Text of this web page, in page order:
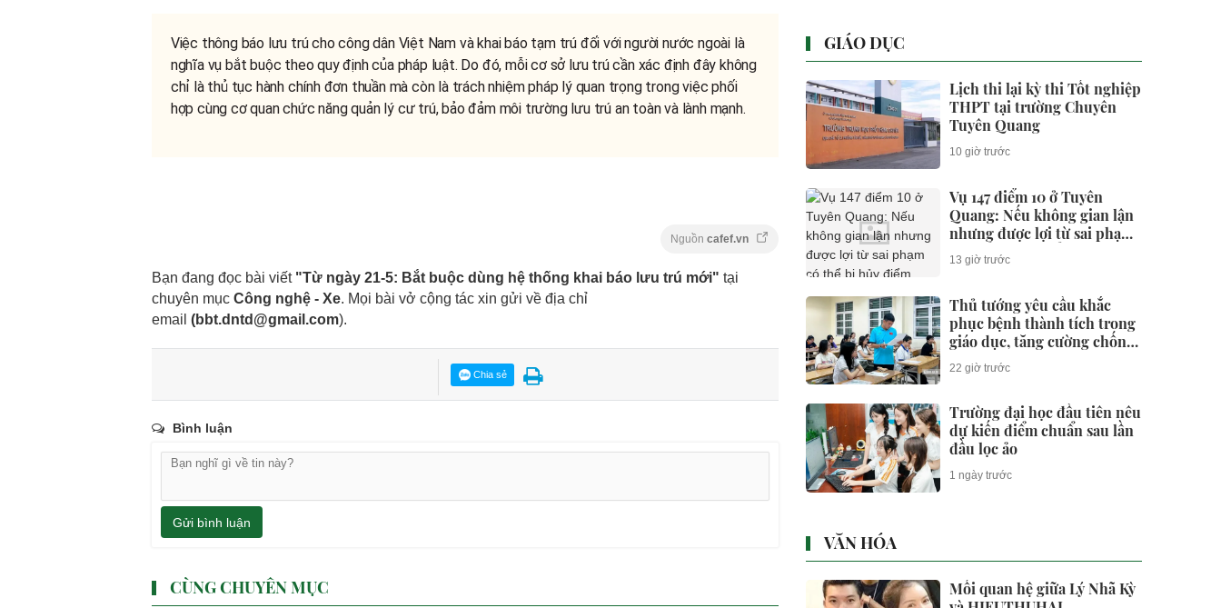
Việc thông báo lưu trú cho công dân Việt Nam và khai báo tạm trú đối với người nước ngoài là
nghĩa vụ bắt buộc theo quy định của pháp luật. Do đó, mỗi cơ sở lưu trú cần xác định đây không
chỉ là thủ tục hành chính đơn thuần mà còn là trách nhiệm pháp lý quan trọng trong việc phối
hợp cùng cơ quan chức năng quản lý cư trú, bảo đảm môi trường lưu trú an toàn và lành mạnh.
Nguồn cafef.vn
Bạn đang đọc bài viết "Từ ngày 21-5: Bắt buộc dùng hệ thống khai báo lưu trú mới" tại
chuyên mục Công nghệ - Xe. Mọi bài vở cộng tác xin gửi về địa chỉ
email (bbt.dntd@gmail.com).
Chia sẻ
Bình luận
Gửi bình luận
CÙNG CHUYÊN MỤC
GIÁO DỤC
Lịch thi lại kỳ thi Tốt nghiệp
THPT tại trường Chuyên
Tuyên Quang
10 giờ trước
Vụ 147 điểm 10 ở Tuyên
Quang: Nếu không gian lận
nhưng được lợi từ sai phạm
có thể bị hủy điểm không?
13 giờ trước
Thủ tướng yêu cầu khắc
phục bệnh thành tích trong
giáo dục, tăng cường chống
gian lận thi cử và lạm thu
22 giờ trước
Trường đại học đầu tiên nêu
dự kiến điểm chuẩn sau lần
đầu lọc ảo
1 ngày trước
VĂN HÓA
Mối quan hệ giữa Lý Nhã Kỳ